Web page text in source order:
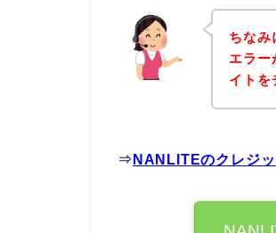
ちなみ
エラー
イトを
⇒ NANLITEのクレジ